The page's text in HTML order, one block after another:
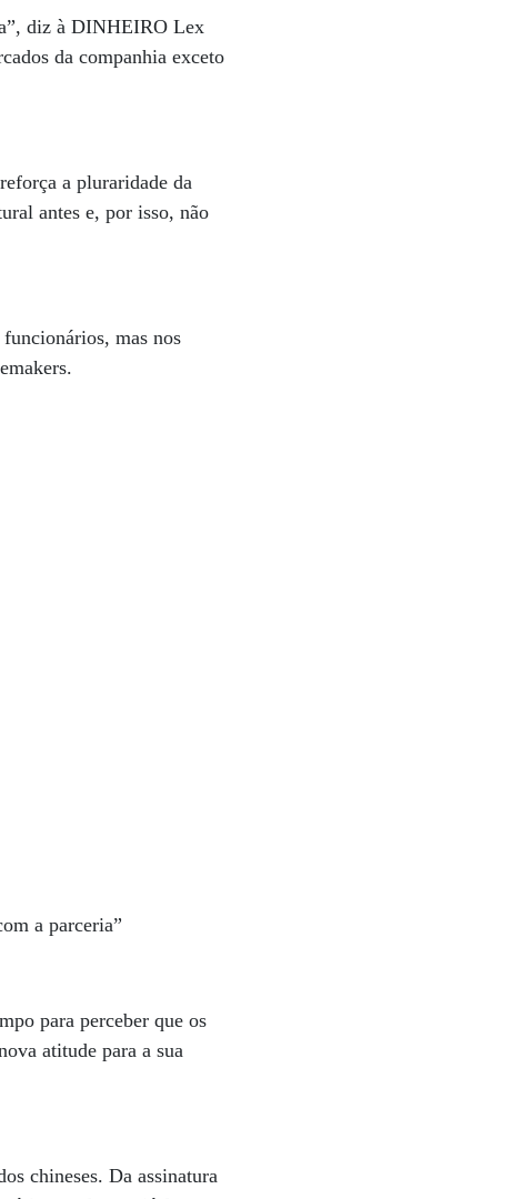
diz à DINHEIRO Lex
da companhia exceto
a pluraridade da
antes e, por isso, não
mas nos
a parceria”
para perceber que os
atitude para a sua
chineses. Da assinatura